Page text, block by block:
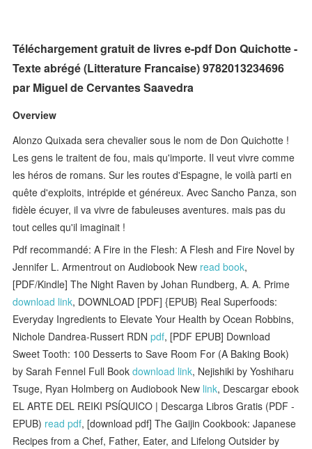
Téléchargement gratuit de livres e-pdf Don Quichotte -
Texte abrégé (Litterature Francaise) 9782013234696
par Miguel de Cervantes Saavedra
Overview
Alonzo Quixada sera chevalier sous le nom de Don Quichotte !
Les gens le traitent de fou, mais qu'importe. Il veut vivre comme
les héros de romans. Sur les routes d'Espagne, le voilà parti en
quête d'exploits, intrépide et généreux. Avec Sancho Panza, son
fidèle écuyer, il va vivre de fabuleuses aventures. mais pas du
tout celles qu'il imaginait !
Pdf recommandé: A Fire in the Flesh: A Flesh and Fire Novel by
Jennifer L. Armentrout on Audiobook New read book,
[PDF/Kindle] The Night Raven by Johan Rundberg, A. A. Prime
download link, DOWNLOAD [PDF] {EPUB} Real Superfoods:
Everyday Ingredients to Elevate Your Health by Ocean Robbins,
Nichole Dandrea-Russert RDNpdf, [PDF EPUB] Download
Sweet Tooth: 100 Desserts to Save Room For (A Baking Book)
by Sarah Fennel Full Bookdownload link, Nejishiki by Yoshiharu
Tsuge, Ryan Holmberg on Audiobook New link, Descargar ebook
EL ARTE DEL REIKI PSÍQUICO | Descarga Libros Gratis (PDF -
EPUB) read pdf, [download pdf] The Gaijin Cookbook: Japanese
Recipes from a Chef, Father, Eater, and Lifelong Outsider by